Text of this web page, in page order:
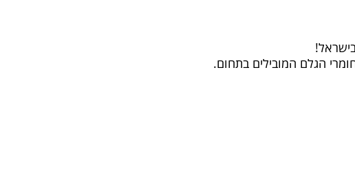
הגלם המובילים בתחום.